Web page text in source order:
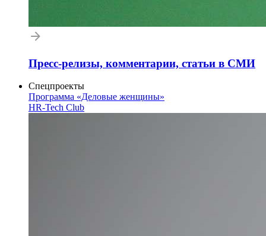
Пресс-релизы, комментарии, статьи в СМИ
Спецпроекты
Программа «Деловые женщины»
HR-Tech Club